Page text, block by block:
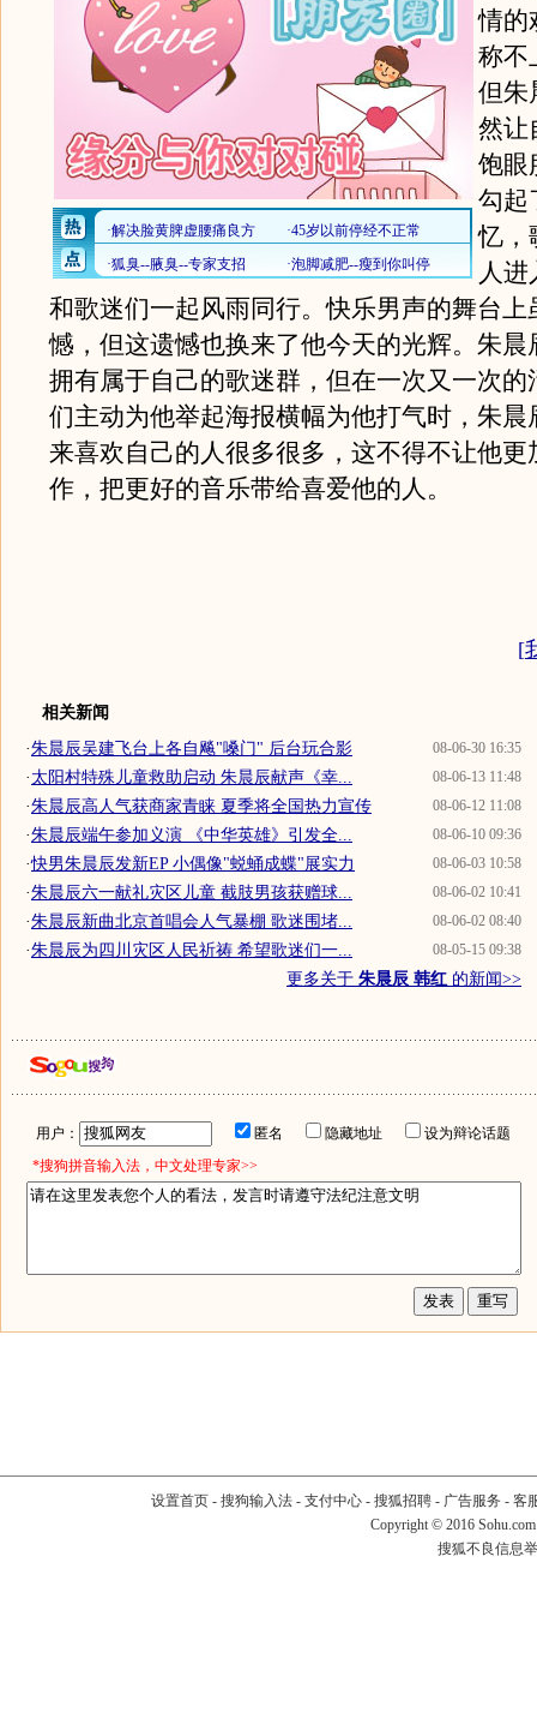
情的
称不
但朱
然让
饱眼
勾起
忆，
人
和歌迷们一起风雨同行。快乐男声的舞台上
憾，但这遗憾也换来了他今天的光辉。朱晨
拥有属于自己的歌迷群，但在一次又一次的
们主动为他举起海报横幅为他打气时，朱晨
来喜欢自己的人很多很多，这不得不让他更
作，把更好的音乐带给喜爱他的人。
[
相关新闻
08-06-30 16:35
·朱晨辰吴建飞台上各自飚"嗓门" 后台玩合影
08-06-13 11:48
·太阳村特殊儿童救助启动 朱晨辰献声《幸...
08-06-12 11:08
·朱晨辰高人气获商家青睐 夏季将全国热力宣传
08-06-10 09:36
·朱晨辰端午参加义演 《中华英雄》引发全...
08-06-03 10:58
·快男朱晨辰发新EP 小偶像"蜕蛹成蝶"展实力
08-06-02 10:41
·朱晨辰六一献礼灾区儿童 截肢男孩获赠球...
08-06-02 08:40
·朱晨辰新曲北京首唱会人气暴棚 歌迷围堵...
08-05-15 09:38
·朱晨辰为四川灾区人民祈祷 希望歌迷们一...
更多关于 朱晨辰 韩红 的新闻>>
用户： 匿名 隐藏地址
设为辩论话题
*搜狗拼音输入法，中文处理专家>>
设置首页- 搜狗输入法- 支付中心- 搜狐招聘- 广告服务 - 客
Copyright © 2016
搜狐不良信息